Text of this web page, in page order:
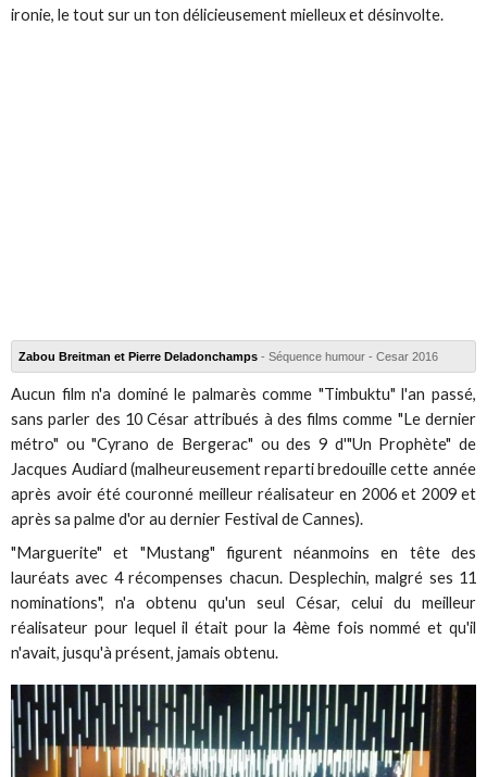
ironie, le tout sur un ton délicieusement mielleux et désinvolte.
Zabou Breitman et Pierre Deladonchamps - Séquence humour - Cesar 2016
Aucun film n'a dominé le palmarès comme "Timbuktu" l'an passé,
sans parler des 10 César attribués à des films comme "Le dernier
métro" ou "Cyrano de Bergerac" ou des 9 d'"Un Prophète" de
Jacques Audiard (malheureusement reparti bredouille cette année
après avoir été couronné meilleur réalisateur en 2006 et 2009 et
après sa palme d'or au dernier Festival de Cannes).
"Marguerite" et "Mustang" figurent néanmoins en tête des
lauréats avec 4 récompenses chacun. Desplechin, malgré ses 11
nominations", n'a obtenu qu'un seul César, celui du meilleur
réalisateur pour lequel il était pour la 4ème fois nommé et qu'il
n'avait, jusqu'à présent, jamais obtenu.